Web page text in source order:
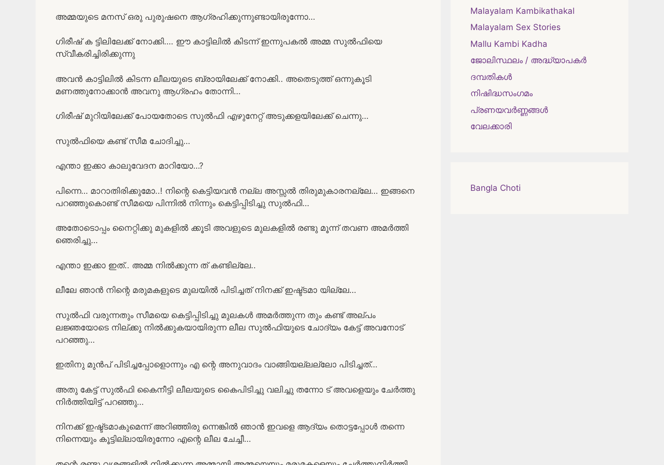
അമ്മയുടെ മനസ് ഒരു പുരുഷനെ ആഗ്രഹിക്കുന്നുണ്ടായിരുന്നോ…
ഗിരീഷ് ക ട്ടിലിലേക്ക് നോക്കി…. ഈ കാട്ടിലിൽ കിടന്ന് ഇന്നുപകൽ അമ്മ സുൽഫിയെ
സ്വീകരിച്ചിരിക്കുന്നു
അവൻ കാട്ടിലിൽ കിടന്ന ലീലയുടെ ബ്രായിലേക്ക് നോക്കി.. അതെടുത്ത് ഒന്നുകൂടി
മണത്തുനോക്കാൻ അവനു ആഗ്രഹം തോന്നി…
ഗിരീഷ് മുറിയിലേക്ക് പോയതോടെ സുൽഫി എഴുനേറ്റ് അടുക്കളയിലേക്ക് ചെന്നു…
സുൽഫിയെ കണ്ട് സീമ ചോദിച്ചു…
എന്താ ഇക്കാ കാലുവേദന മാറിയോ…?
പിന്നെ… മാറാതിരിക്കുമോ..! നിന്റെ കെട്ടിയവൻ നല്ല അസ്സൽ തിരുമുകാരനല്ലേ… ഇങ്ങനെ
പറഞ്ഞുകൊണ്ട് സീമയെ പിന്നിൽ നിന്നും കെട്ടിപ്പിടിച്ചു സുൽഫി…
അതോടൊപ്പം നൈറ്റിക്കു മുകളിൽ ക്കൂടി അവളുടെ മുലകളിൽ രണ്ടു മൂന്ന് തവണ അമർത്തി
ഞെരിച്ചു…
എന്താ ഇക്കാ ഇത്.. അമ്മ നിൽക്കുന്ന ത് കണ്ടില്ലേ..
ലീലേ ഞാൻ നിന്റെ മരുമകളുടെ മുലയിൽ പിടിച്ചത് നിനക്ക് ഇഷ്ട്ടമാ യില്ലേ…
സുൽഫി വരുന്നതും സീമയെ കെട്ടിപ്പിടിച്ചു മുലകൾ അമർത്തുന്ന തും കണ്ട് അല്പം
ലജ്ഞയോടെ നില്ക്കു നിൽക്കുകയായിരുന്ന ലീല സുൽഫിയുടെ ചോദ്യം കേട്ട് അവനോട്
പറഞ്ഞു…
ഇതിനു മുൻപ് പിടിച്ചപ്പോളൊന്നും എ ന്റെ അനുവാദം വാങ്ങിയല്ലല്ലോ പിടിച്ചത്…
അതു കേട്ട് സുൽഫി കൈനീട്ടി ലീലയുടെ കൈപിടിച്ചു വലിച്ചു തന്നോ ട് അവളെയും ചേർത്തു
നിർത്തിയിട്ട് പറഞ്ഞു…
നിനക്ക് ഇഷ്ട്ടമാകുമെന്ന് അറിഞ്ഞിരു ന്നെങ്കിൽ ഞാൻ ഇവളെ ആദ്യം തൊട്ടപ്പോൾ തന്നെ
നിന്നെയും കൂട്ടില്ലായിരുന്നോ എന്റെ ലീല ചേച്ചീ…
Malayalam Kambikathakal
Malayalam Sex Stories
Mallu Kambi Kadha
ജോലിസ്ഥലം / അദ്ധ്യാപകർ
ദമ്പതികള്‍
നിഷിദ്ധസംഗമം
പ്രണയവർണ്ണങ്ങൾ
വേലക്കാരി
Bangla Choti